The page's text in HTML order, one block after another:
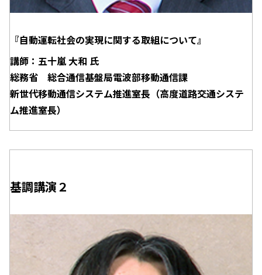
『自動運転社会の実現に関する取組について』
講師：五十嵐 大和 氏
総務省 総合通信基盤局電波部移動通信課
新世代移動通信システム推進室長（高度道路交通システ
ム推進室長）
基調講演２